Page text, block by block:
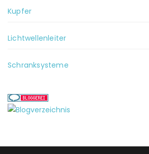
Kupfer
Lichtwellenleiter
Schranksysteme